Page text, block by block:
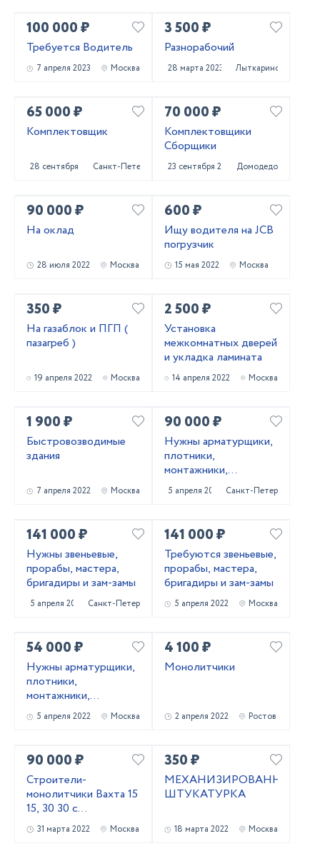
100 000 ₽
Требуется Водитель
7 апреля 2023 Москва
3 500 ₽
Разнорабочий
28 марта 2023 Лыткарино
65 000 ₽
Комплектовщик
28 сентября 2022Санкт-Петербург
70 000 ₽
Комплектовщики
Сборщики
23 сентября 2022 Домодедово
90 000 ₽
На оклад
28 июля 2022 Москва
600 ₽
Ищу водителя на JCB
погрузчик
15 мая 2022 Москва
350 ₽
На газаблок и ПГП (
пазагреб )
19 апреля 2022 Москва
2 500 ₽
Установка
межкомнатных дверей
и укладка ламината
14 апреля 2022 Москва
1 900 ₽
Быстровозводимые
здания
7 апреля 2022 Москва
90 000 ₽
Нужны арматурщики,
плотники,
монтажники,
сварщики, бетонщики,
стропальщики,
5 апреля 2022 Санкт-Петербург
141 000 ₽
Нужны звеньевые,
прорабы, мастера,
бригадиры и зам-замы
5 апреля 2022 Санкт-Петербург
141 000 ₽
Требуются звеньевые,
прорабы, мастера,
бригадиры и зам-замы
5 апреля 2022 Москва
54 000 ₽
Нужны арматурщики,
плотники,
монтажники,
сварщики, бетонщики,
стропальщики,
5 апреля 2022 Москва
4 100 ₽
Монолитчики
2 апреля 2022 Ростов
90 000 ₽
Строители-
монолитчики Вахта 15
15, 30 30 с
проживанием,
питанием
31 марта 2022 Москва
350 ₽
МЕХАНИЗИРОВАННАЯ
ШТУКАТУРКА
18 марта 2022 Москва